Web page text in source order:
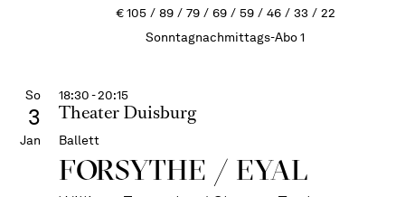
€105 89 79 69 59 46 33
22
Sonntagnachmittags-Abo 1
So
3
Jan
18:30 - 20:15
Theater Duisburg
Ballett
FORSYTHE / EYAL